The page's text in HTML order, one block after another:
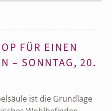
FÜR EINEN
– SONNTAG, 20.
ist die Grundlage